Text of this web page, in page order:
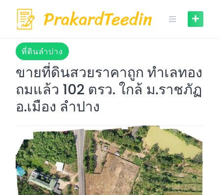
content
ที่ดินลำปาง
ขายที่ดินสวยราคาถูก ทำเลทอง
ถมแล้ว 102 ตรว. ใกล้ ม.ราชภัฏ
อ.เมือง ลำปาง